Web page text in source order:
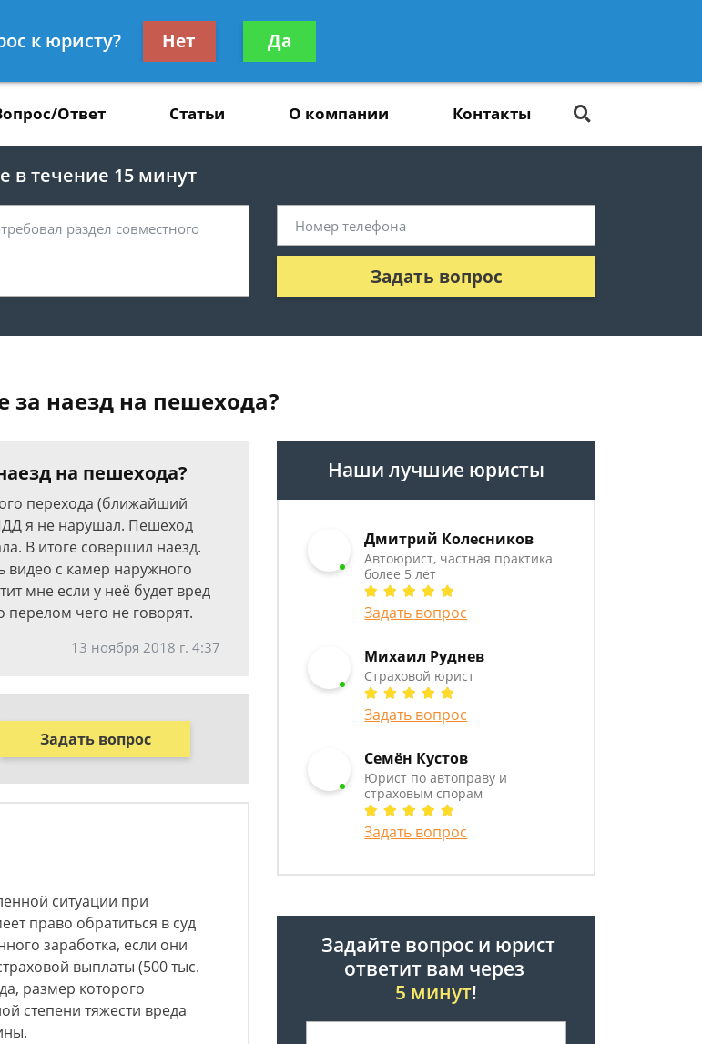
Получите консультацию
бесплатно
Ответ Статьи О компании Контакты
в течение 15 минут
Задать вопрос
за наезд на пешехода?
на пешехода?
перехода (ближайший
я не нарушал. Пешеход
В итоге совершил наезд.
видео с камер наружного
мне если у неё будет вред
перелом чего не говорят.
13 ноября 2018 г. 4:37
Задать вопрос
ситуации при
право обратиться в суд
заработка, если они
выплаты (500 тыс.
размер которого
степени тяжести вреда
Наши лучшие юристы
Дмитрий Колесников
Автоюрист, частная практика
более 5 лет
Задать вопрос
Михаил Руднев
Страховой юрист
Задать вопрос
Семён Кустов
Юрист по автоправу и
страховым спорам
Задать вопрос
Задайте вопрос и юрист
ответит вам через
5 минут!
к юристу? Нет Да